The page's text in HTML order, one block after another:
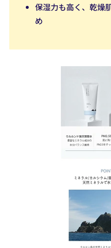
保湿力も高く、乾燥
め